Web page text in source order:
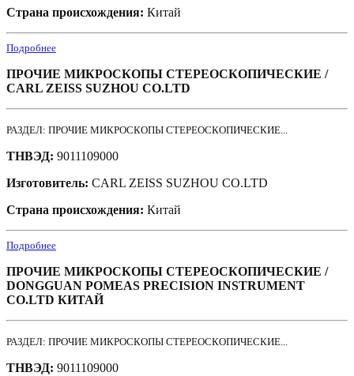
Страна происхождения: Китай
Подробнее
ПРОЧИЕ МИКРОСКОПЫ СТЕРЕОСКОПИЧЕСКИЕ /
CARL ZEISS SUZHOU CO.LTD
РАЗДЕЛ: ПРОЧИЕ МИКРОСКОПЫ СТЕРЕОСКОПИЧЕСКИЕ...
ТНВЭД: 9011109000
Изготовитель: CARL ZEISS SUZHOU CO.LTD
Страна происхождения: Китай
Подробнее
ПРОЧИЕ МИКРОСКОПЫ СТЕРЕОСКОПИЧЕСКИЕ /
DONGGUAN POMEAS PRECISION INSTRUMENT
CO.LTD КИТАЙ
РАЗДЕЛ: ПРОЧИЕ МИКРОСКОПЫ СТЕРЕОСКОПИЧЕСКИЕ...
ТНВЭД: 9011109000